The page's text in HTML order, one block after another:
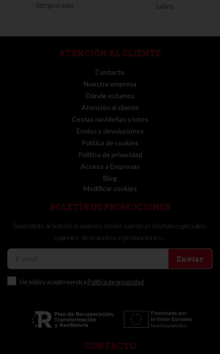
temporada.
salvo.
ATENCIÓN AL CLIENTE
Contacto
Nuestra empresa
Dónde estamos
Atención al cliente
Cestas navideñas y lotes
Envíos y devoluciones
Política de cookies
Política de privacidad
Acceso a Empresas
Blog
Modificar cookies
BOLETÍN DE PROMOCIONES
Suscríbete al boletín si quieres recibir nuestras ofertas especiales,
cupones, descuentos y promociones…
Enviar
He leído y acepto vuestra Política de privacidad
CONTACTO